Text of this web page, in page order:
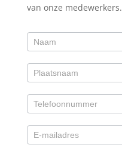
van onze medewerkers.
Contactformulier